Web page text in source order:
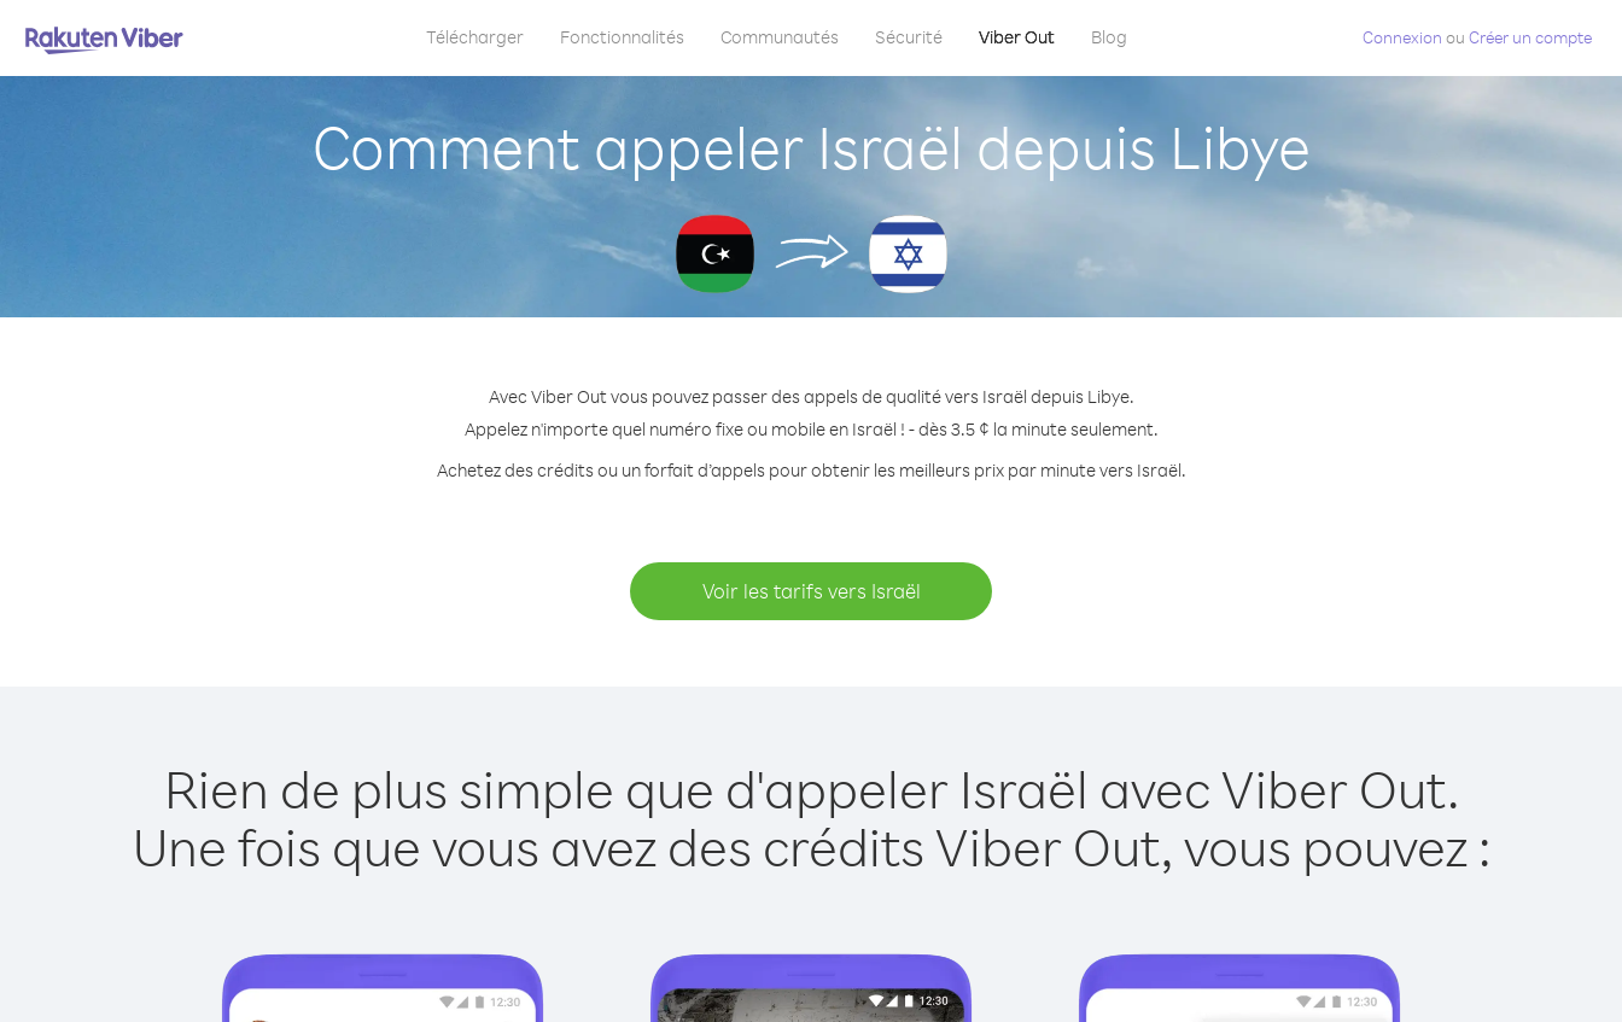
Télécharger Fonctionnalités Communautés Sécurité Viber Out Blog Connexion ou Créer un compte
Comment appeler Israël depuis Libye
Avec Viber Out vous pouvez passer des appels de qualité vers Israël depuis Libye.
Appelez n'importe quel numéro fixe ou mobile en Israël ! - dès 3.5 ¢ la minute seulement.
Achetez des crédits ou un forfait d’appels pour obtenir les meilleurs prix par minute vers Israël.
Voir les tarifs vers Israël
Rien de plus simple que d'appeler Israël avec Viber Out.
Une fois que vous avez des crédits Viber Out, vous pouvez :